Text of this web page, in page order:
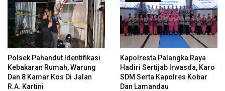
Polsek Pahandut Identifikasi
Kebakaran Rumah, Warung
Dan 8 Kamar Kos Di Jalan
R.A. Kartini
Kapolresta Palangka Raya
Hadiri Sertijab Irwasda, Karo
SDM Serta Kapolres Kobar
Dan Lamandau